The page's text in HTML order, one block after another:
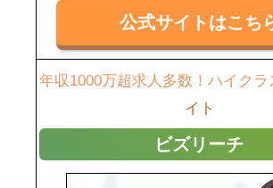
公式サイトはこち
年収1000万超求人多数！ハイク
イト
ビズリーチ